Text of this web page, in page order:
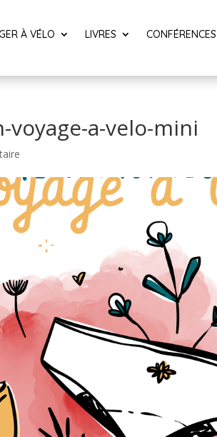
À VÉLO LIVRES CONFÉRENCES
a-velo-mini